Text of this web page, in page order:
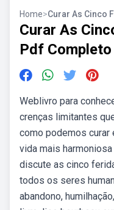
Home>Curar As Cinco
Curar As
Pdf Completo
Weblivro para
crenças limitantes
como podemos
vida mais
discute as cinco
todos os seres
abandono,